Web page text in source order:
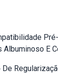
Albuminoso E
De